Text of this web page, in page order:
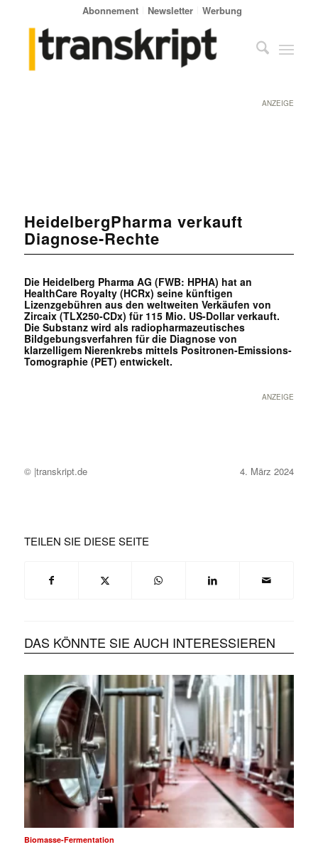
Abonnement Newsletter Werbung
ANZEIGE
HeidelbergPharma verkauft
Diagnose-Rechte
Die Heidelberg Pharma AG (FWB: HPHA) hat an
HealthCare Royalty (HCRx) seine künftigen
Lizenzgebühren aus den weltweiten Verkäufen von
Zircaix (TLX250-CDx) für 115 Mio. US-Dollar verkauft.
Die Substanz wird als radiopharmazeutisches
Bildgebungsverfahren für die Diagnose von
klarzelligem Nierenkrebs mittels Positronen-Emissions-
Tomographie (PET) entwickelt.
ANZEIGE
© |transkript.de 4. März 2024
TEILEN SIE DIESE SEITE
DAS KÖNNTE SIE AUCH INTERESSIEREN
Biomasse-Fermentation